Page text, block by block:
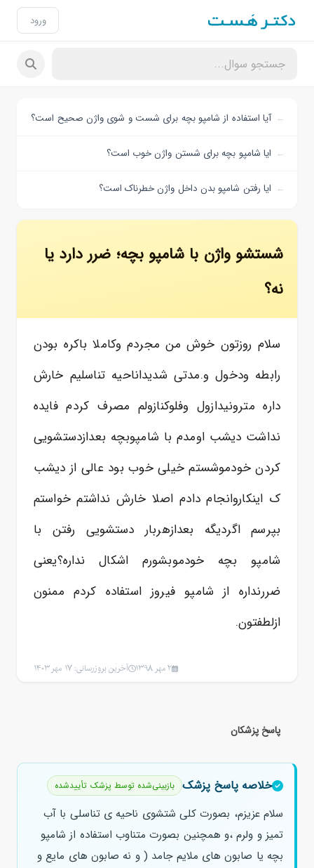
ورود
آیا استفاده از شامپو بچه برای شست و شوی واژن صحیح است؟
ایا شامپو بچه برای شستن واژن خوب است؟
ایا رفتن شامپو بدن داخل واژن خطرناک است؟
شستشو واژن با شامپو بچه؛ ضرر دارد یا
نه؟
سلام روزتون خوش من مجردم وکاملا باکره بودن
رابطه ودخول و.مدتی شدیداناحیه تناسلیم خارش
داره مترونیدازول وفلوکنازولم مصرف کردم فایده
نداشت دیشب اومدم با شامپوبچه بعدازدستشویی
کردن خودموشستم خیلی خوب بود عالی از دیشب
ک اینکاروانجام دادم اصلا خارش نداشتم خواستم
بپرسم اگردیگه بعدازهربار دستشویی رفتن با
شامپو بچه خودموبشورم اشکال نداره؟یعنی
ضررنداره از شامپو فیروز استفاده کردم ممنون
ازلطفتون.
2 مهر 1398 آخرین بروزرسانی: 17 مهر 1403
پاسخ پزشکان
خلاصه پاسخ پزشک بازبینی‌شده توسط پزشک تأییدشده
سلام عزیزم، بصورت کلی شتشوی ناحیه ی تناسلی با آب
تمیز و ولرم ،و همچنین بصورت متناوب استفاده از شامپو
بچه یا صابون های ملایم جامد ( و نه صابون های مایع و